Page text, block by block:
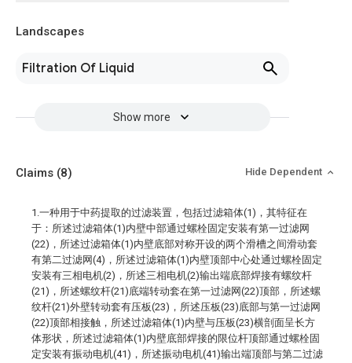
Landscapes
Filtration Of Liquid
Show more
Claims (8) Hide Dependent
1.一种用于中药提取的过滤装置，包括过滤箱体(1)，其特征在
于：所述过滤箱体(1)内壁中部通过螺栓固定安装有第一过滤网
(22)，所述过滤箱体(1)内壁底部对称开设的两个滑槽之间滑动套
有第二过滤网(4)，所述过滤箱体(1)内壁顶部中心处通过螺栓固定
安装有三相电机(2)，所述三相电机(2)输出端底部焊接有螺纹杆
(21)，所述螺纹杆(21)底端转动套在第一过滤网(22)顶部，所述螺
纹杆(21)外壁转动套有压板(23)，所述压板(23)底部与第一过滤网
(22)顶部相接触，所述过滤箱体(1)内壁与压板(23)横剖面呈长方
体形状，所述过滤箱体(1)内壁底部焊接的限位杆顶部通过螺栓固
定安装有振动电机(41)，所述振动电机(41)输出端顶部与第二过滤